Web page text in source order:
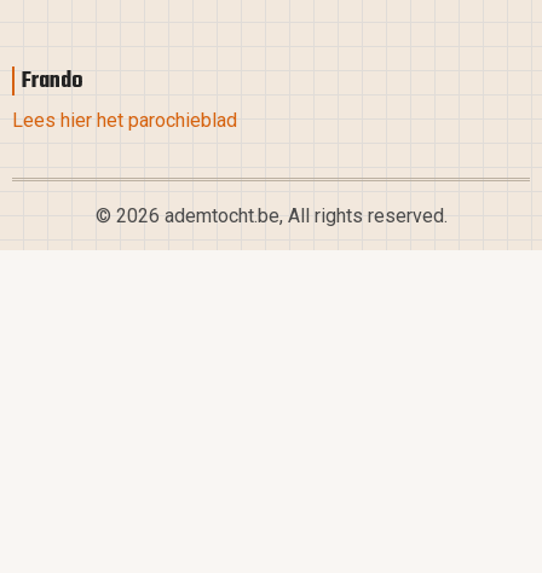
Frando
Lees hier het parochieblad
© 2026 ademtocht.be, All rights reserved.